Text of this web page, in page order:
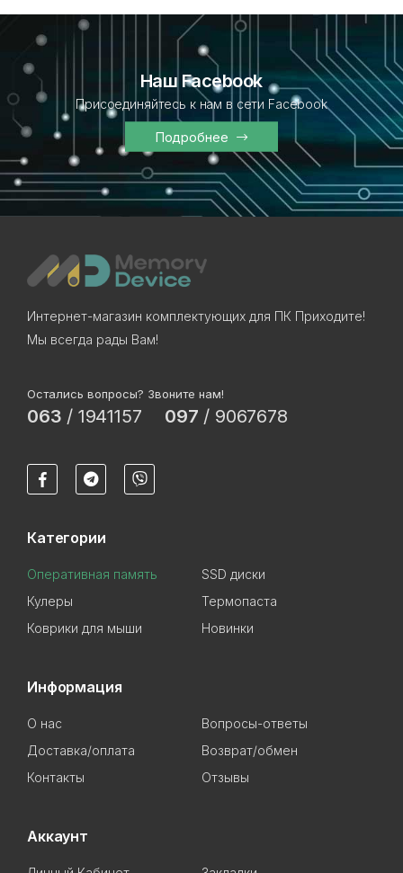
Наш Facebook
Присоединяйтесь к нам в сети Facebook
Подробнее
Интернет-магазин комплектующих для ПК Приходите!
Мы всегда рады Вам!
Остались вопросы? Звоните нам!
063 / 1941157 097 / 9067678
Категории
Оперативная память
SSD диски
Кулеры
Термопаста
Коврики для мыши
Новинки
Информация
О нас
Вопросы-ответы
Доставка/оплата
Возврат/обмен
Контакты
Отзывы
Аккаунт